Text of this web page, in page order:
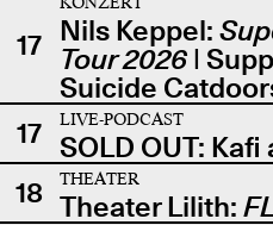
17 Nils Keppel:
Tour 2026|
Suicide
17
LIVE-PODCAST
SOLD OUT:
18
THEATER
Theater Lilith: